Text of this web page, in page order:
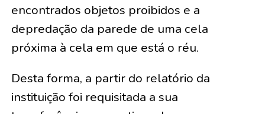
encontrados objetos proibidos e a
depredação da parede de uma cela
próxima à cela em que está o réu.
Desta forma, a partir do relatório da
instituição foi requisitada a sua